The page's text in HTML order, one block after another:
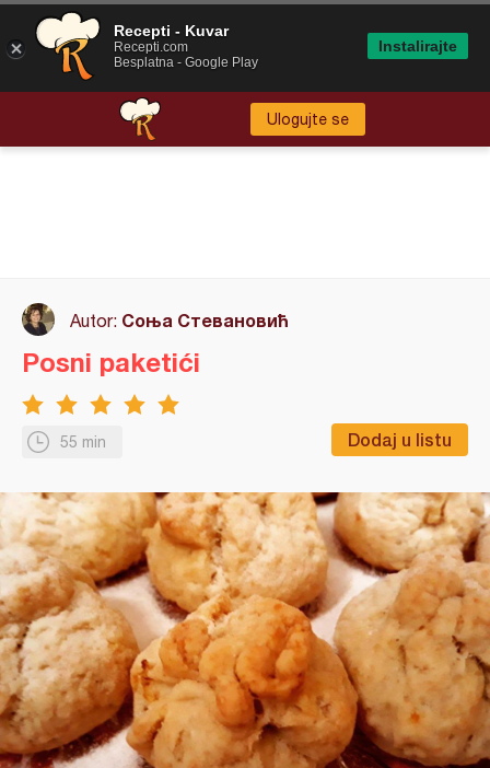
Ulogujte se
Autor: Соња Стевановић
55 min Dodaj u listu
Posni paketići
Recepti - Kuvar
Recepti.com
Besplatna - Google Play
Instalirajte